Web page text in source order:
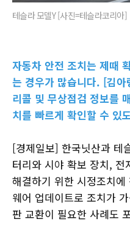
테슬라 모델Y [사진=테슬라코리아]
자동차 안전 조치는 제때
는 경우가 많습니다. [김
리콜 및 무상점검 정보를
치를 빠르게 확인할 수 있
[경제일보] 한국닛산과 테
터리와 시야 확보 장치, 전
해결하기 위한 시정조치
웨어 업데이트로 조치가
판 교환이 필요한 사례도